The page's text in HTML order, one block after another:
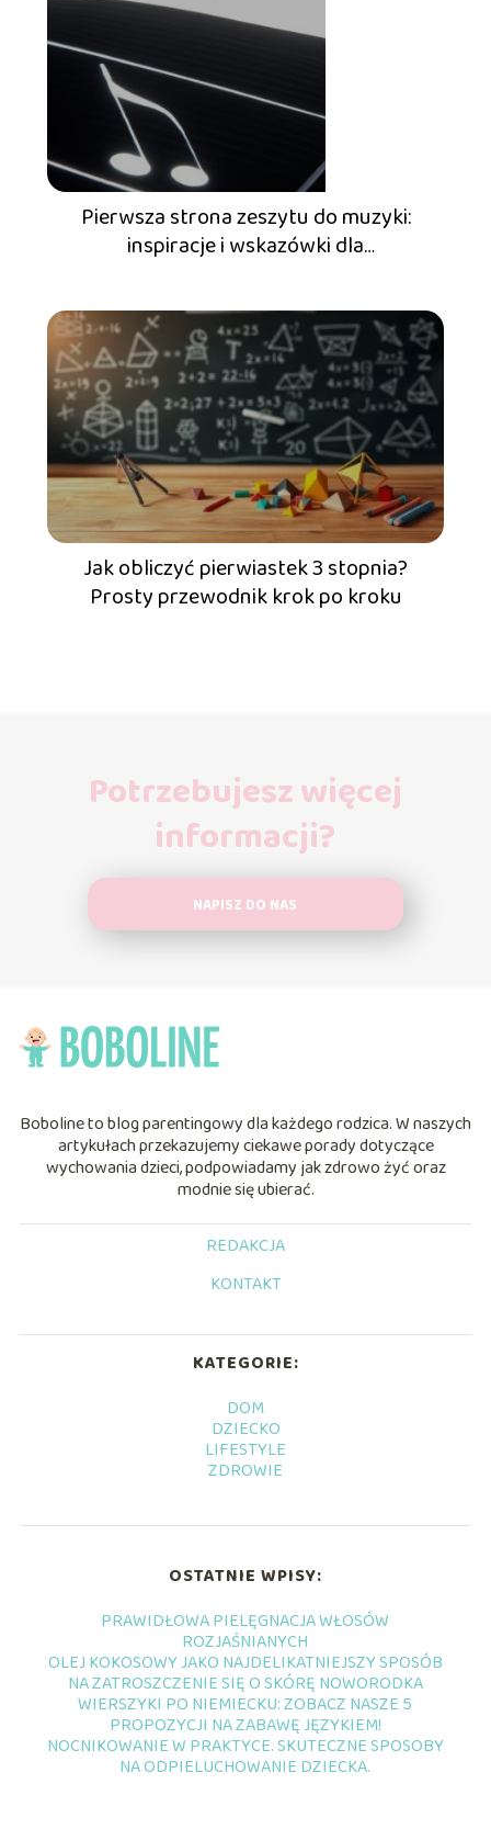
Pierwsza strona zeszytu do muzyki:
inspiracje i wskazówki dla
Jak obliczyć pierwiastek 3 stopnia?
Prosty przewodnik krok po kroku
Potrzebujesz więcej
informacji?
NAPISZ DO NAS
Boboline to blog parentingowy dla każdego rodzica. W naszych
artykułach przekazujemy ciekawe porady dotyczące
wychowania dzieci, podpowiadamy jak zdrowo żyć oraz
modnie się ubierać.
REDAKCJA
KONTAKT
KATEGORIE:
DOM
DZIECKO
LIFESTYLE
ZDROWIE
OSTATNIE WPISY:
PRAWIDŁOWA PIELĘGNACJA WŁOSÓW
ROZJAŚNIANYCH
OLEJ KOKOSOWY JAKO NAJDELIKATNIEJSZY SPOSÓB
NA ZATROSZCZENIE SIĘ O SKÓRĘ NOWORODKA
WIERSZYKI PO NIEMIECKU: ZOBACZ NASZE 5
PROPOZYCJI NA ZABAWĘ JĘZYKIEM!
NOCNIKOWANIE W PRAKTYCE. SKUTECZNE SPOSOBY
NA ODPIELUCHOWANIE DZIECKA.